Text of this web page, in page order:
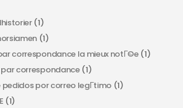
(1)
(1)
correspondance la mieux notГ©e(1)
correspondance(1)
pedidos por correo legГ­timo(1)
(1)